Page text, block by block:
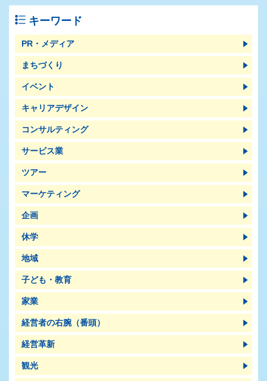
キーワード
PR・メディア
まちづくり
イベント
キャリアデザイン
コンサルティング
サービス業
ツアー
マーケティング
企画
休学
地域
子ども・教育
家業
経営者の右腕（番頭）
経営革新
観光